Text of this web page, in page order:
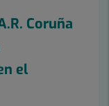
Coruña
el